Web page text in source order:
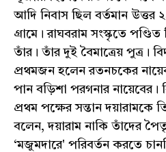
আদি নিবাস ছিল বর্তমান উত্তর
গ্রামে। রাঘবরাম সংস্কৃতে
তাঁর। তাঁর দুই বৈমাত্রেয় পুত্র।
প্রথমজন হলেন রতনচকের নায়েব
পান বড়িশা পরগনার নায়েবের।
প্রথম পক্ষের সন্তান দয়ারামকে
বলেন, দয়ারাম নাকি তাঁদের
‘মজুমদারে' পরিবর্তন করতে